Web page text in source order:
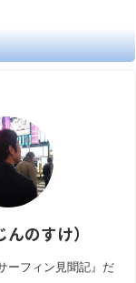
のすけ）
ーフィン見聞記』だ